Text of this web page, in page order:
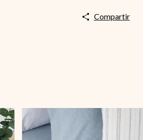
Compartir